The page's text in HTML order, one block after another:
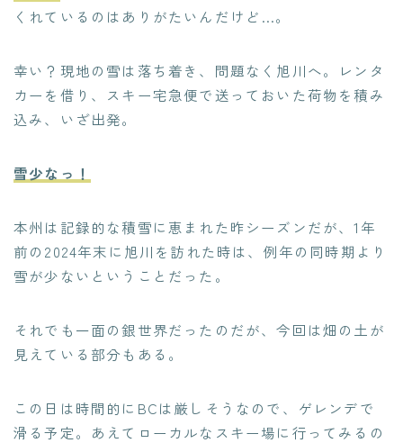
くれているのはありがたいんだけど…。
幸い？現地の雪は落ち着き、問題なく旭川へ。レンタ
カーを借り、スキー宅急便で送っておいた荷物を積み
込み、いざ出発。
雪少なっ！
本州は記録的な積雪に恵まれた昨シーズンだが、1年
前の2024年末に旭川を訪れた時は、例年の同時期より
雪が少ないということだった。
それでも一面の銀世界だったのだが、今回は畑の土が
見えている部分もある。
この日は時間的にBCは厳しそうなので、ゲレンデで
滑る予定。あえてローカルなスキー場に行ってみるの